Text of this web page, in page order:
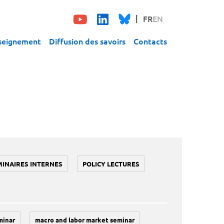
FREN
Diffusion des savoirs Contacts
INTERNES POLICY LECTURES
macro and labor market seminar